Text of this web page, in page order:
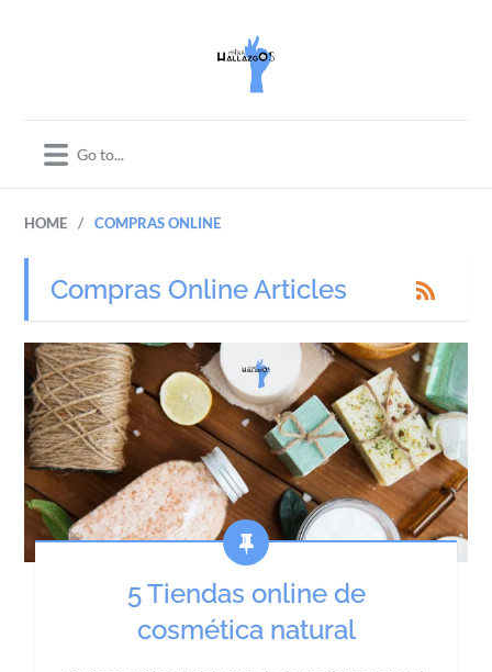
HOME / COMPRAS ONLINE
Compras Online Articles
5 Tiendas online de
cosmética natural